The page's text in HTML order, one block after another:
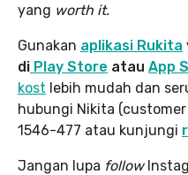
yang worth it.
Gunakan aplikasi Rukita
di Play Store atau App
kost lebih mudah dan
hubungi Nikita
1546-477 atau kunjungi
Jangan lupa follow